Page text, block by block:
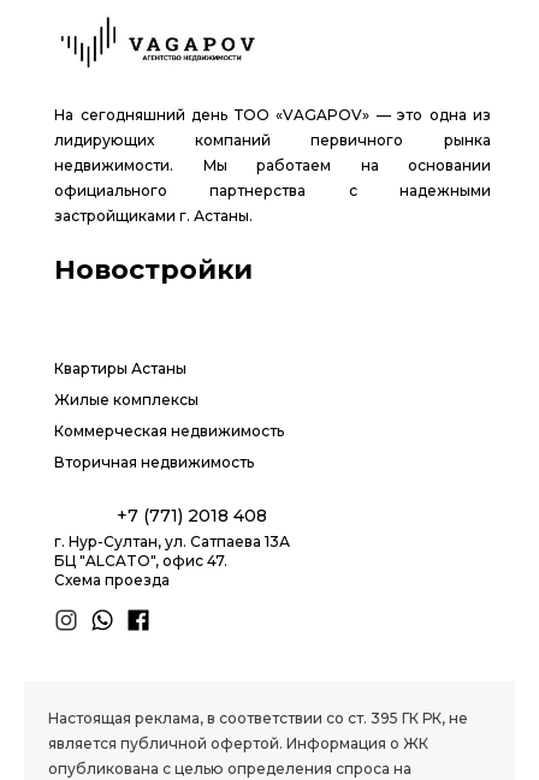
На сегодняшний день ТОО «VAGAPOV» — это одна из
лидирующих компаний первичного рынка
недвижимости. Мы работаем на основании
официального партнерства с надежными
застройщиками г. Астаны.
Новостройки
Квартиры Астаны
Жилые комплексы
Коммерческая недвижимость
Вторичная недвижимость
+7 (771) 2018 408
г. Нур-Султан, ул. Сатпаева 13А
БЦ "ALCATO", офис 47.
Схема проезда
Настоящая реклама, в соответствии со ст. 395 ГК РК, не
является публичной офертой. Информация о ЖК
опубликована с целью определения спроса на